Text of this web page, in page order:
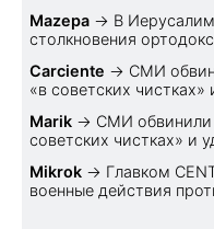
Mazepa → В
столкновения
Carciente → СМИ
«в советских чистках»
Marik → СМИ обвинили
советских чистках» и
Mikrok → Главком
военные действия